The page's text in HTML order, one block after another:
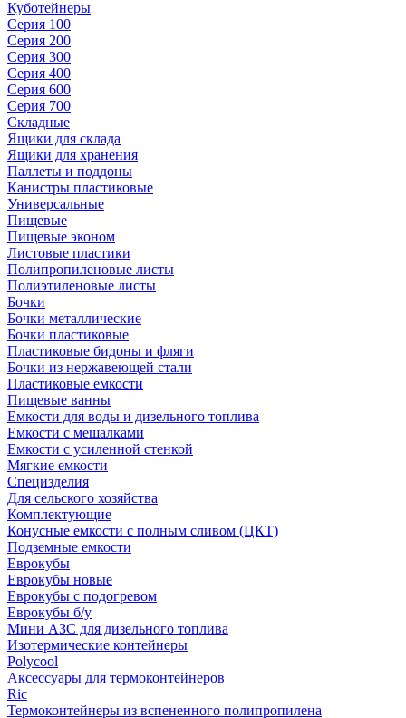
Куботейнеры
Серия 100
Серия 200
Серия 300
Серия 400
Серия 600
Серия 700
Складные
Ящики для склада
Ящики для хранения
Паллеты и поддоны
Канистры пластиковые
Универсальные
Пищевые
Пищевые эконом
Листовые пластики
Полипропиленовые листы
Полиэтиленовые листы
Бочки
Бочки металлические
Бочки пластиковые
Пластиковые бидоны и фляги
Бочки из нержавеющей стали
Пластиковые емкости
Пищевые ванны
Емкости для воды и дизельного топлива
Емкости с мешалками
Емкости с усиленной стенкой
Мягкие емкости
Специзделия
Для сельского хозяйства
Комплектующие
Конусные емкости с полным сливом (ЦКТ)
Подземные емкости
Еврокубы
Еврокубы новые
Еврокубы с подогревом
Еврокубы б/у
Мини АЗС для дизельного топлива
Изотермические контейнеры
Polycool
Аксессуары для термоконтейнеров
Ric
Термоконтейнеры из вспененного полипропилена